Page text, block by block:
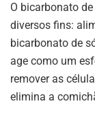
O bicarbonato
diversos fins:
bicarbonato de
age como um
remover as
elimina a